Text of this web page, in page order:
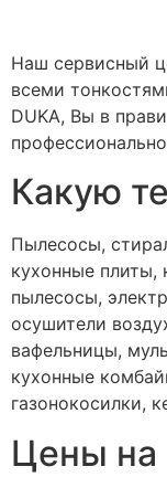
Наш сервисный
всеми
DUKA, Вы в
Какую
Пылесосы,
кухонные
пылесосы,
осушители
вафельницы,
кухонные
газонокосилки,
Цены на